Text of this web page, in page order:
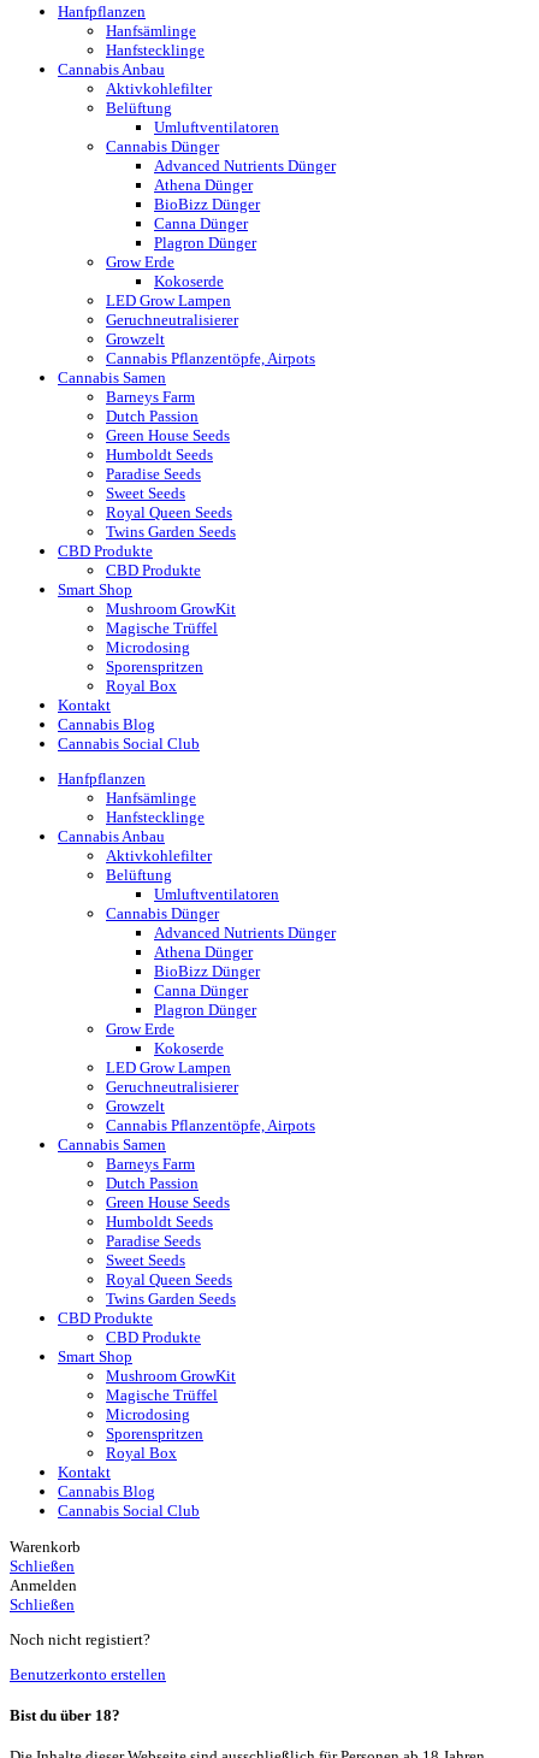
Hanfpflanzen
Hanfsämlinge
Hanfstecklinge
Cannabis Anbau
Aktivkohlefilter
Belüftung
Umluftventilatoren
Cannabis Dünger
Advanced Nutrients Dünger
Athena Dünger
BioBizz Dünger
Canna Dünger
Plagron Dünger
Grow Erde
Kokoserde
LED Grow Lampen
Geruchneutralisierer
Growzelt
Cannabis Pflanzentöpfe, Airpots
Cannabis Samen
Barneys Farm
Dutch Passion
Green House Seeds
Humboldt Seeds
Paradise Seeds
Sweet Seeds
Royal Queen Seeds
Twins Garden Seeds
CBD Produkte
CBD Produkte
Smart Shop
Mushroom GrowKit
Magische Trüffel
Microdosing
Sporenspritzen
Royal Box
Kontakt
Cannabis Blog
Cannabis Social Club
Hanfpflanzen
Hanfsämlinge
Hanfstecklinge
Cannabis Anbau
Aktivkohlefilter
Belüftung
Umluftventilatoren
Cannabis Dünger
Advanced Nutrients Dünger
Athena Dünger
BioBizz Dünger
Canna Dünger
Plagron Dünger
Grow Erde
Kokoserde
LED Grow Lampen
Geruchneutralisierer
Growzelt
Cannabis Pflanzentöpfe, Airpots
Cannabis Samen
Barneys Farm
Dutch Passion
Green House Seeds
Humboldt Seeds
Paradise Seeds
Sweet Seeds
Royal Queen Seeds
Twins Garden Seeds
CBD Produkte
CBD Produkte
Smart Shop
Mushroom GrowKit
Magische Trüffel
Microdosing
Sporenspritzen
Royal Box
Kontakt
Cannabis Blog
Cannabis Social Club
Warenkorb
Schließen
Anmelden
Schließen
Noch nicht registiert?
Benutzerkonto erstellen
Bist du über 18?